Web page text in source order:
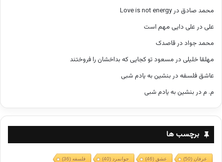
محمد صادق در Love is not energy
علی در علی دایی مهم است
محمد جواد در قاصدک
مهلقا خلیلی در مسعود تو کجایی که بداخشان را فروختند
عاشق فلسفه در بنشین به یادم شبی
م. م در بنشین به یادم شبی
برچسب ها
عرفان(50) عشق (46) جوانمرد (40) فلسفه(36)